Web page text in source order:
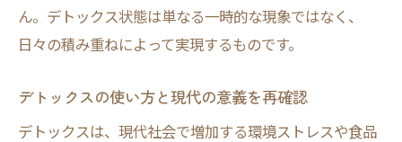
デトックス食材ランキングと選び方のコツ
体内浄化に最適なデトックス最強食材とは
日々の食事で取り入れたいデトックス食材
ん。デトックス状態は単なる一時的な現象ではなく、
日々の積み重ねによって実現するものです。
デトックスの使い方と現代の意義を再確認
デトックスは、現代社会で増加する環境ストレスや食品